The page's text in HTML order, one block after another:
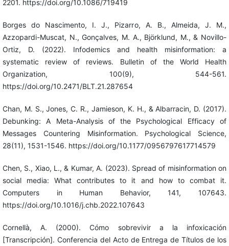
2201. https://doi.org/10.1086/719419
Borges do Nascimento, I. J., Pizarro, A. B., Almeida, J. M.,
Azzopardi-Muscat, N., Gonçalves, M. A., Björklund, M., & Novillo-
Ortiz, D. (2022). Infodemics and health misinformation: a
systematic review of reviews. Bulletin of the World Health
Organization, 100(9), 544-561.
https://doi.org/10.2471/BLT.21.287654
Chan, M. S., Jones, C. R., Jamieson, K. H., & Albarracin, D. (2017).
Debunking: A Meta-Analysis of the Psychological Efficacy of
Messages Countering Misinformation. Psychological Science,
28(11), 1531-1546. https://doi.org/10.1177/0956797617714579
Chen, S., Xiao, L., & Kumar, A. (2023). Spread of misinformation on
social media: What contributes to it and how to combat it.
Computers in Human Behavior, 141, 107643.
https://doi.org/10.1016/j.chb.2022.107643
Cornellà, A. (2000). Cómo sobrevivir a la infoxicación
[Transcripción]. Conferencia del Acto de Entrega de Títulos de los